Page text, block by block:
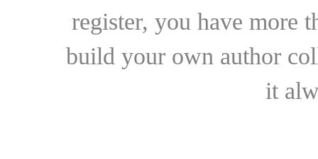
register, you have more
build your own author
it